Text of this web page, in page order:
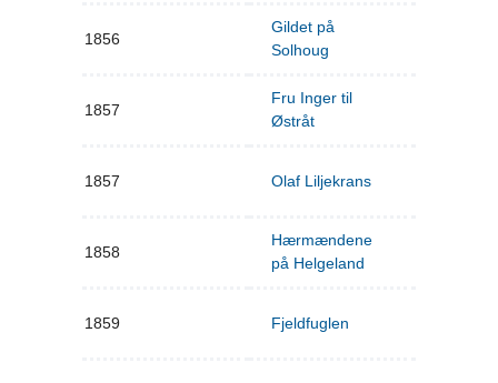
1856
Gildet på
Solhoug
1857
Fru Inger til
Østråt
1857 Olaf Liljekrans
1858
Hærmændene
på Helgeland
1859 Fjeldfuglen